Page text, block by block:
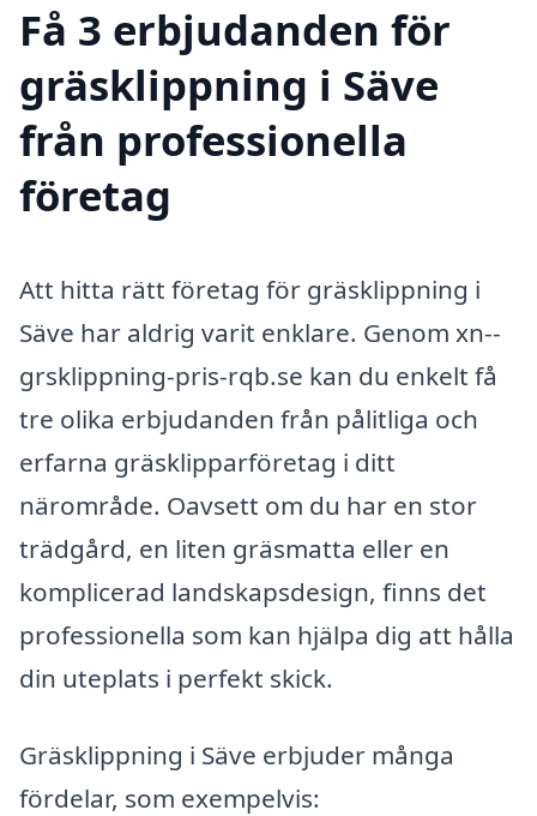
Få 3 erbjudanden för
gräsklippning i Säve
från professionella
företag
Att hitta rätt företag för gräsklippning i
Säve har aldrig varit enklare. Genom xn--
grsklippning-pris-rqb.se kan du enkelt få
tre olika erbjudanden från pålitliga och
erfarna gräsklipparföretag i ditt
närområde. Oavsett om du har en stor
trädgård, en liten gräsmatta eller en
komplicerad landskapsdesign, finns det
professionella som kan hjälpa dig att hålla
din uteplats i perfekt skick.
Gräsklippning i Säve erbjuder många
fördelar, som exempelvis: